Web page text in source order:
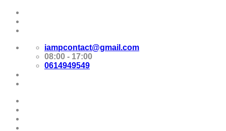
Skip
content
iampcontact@gmail.com
08:00 - 17:00
0614949549